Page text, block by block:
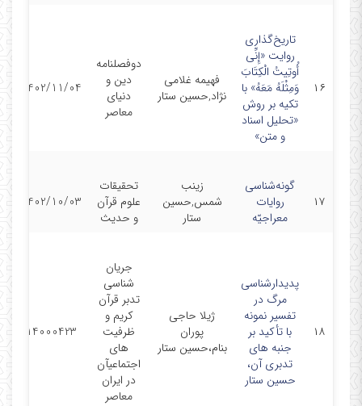
۱۶
تاریخ‌گذاری
روایت «إِنِّی
أُوتِیتُ الْکِتَابَ
وَمِثْلَهُ مَعَهُ» با
تکیه بر روش
«تحلیل اسناد
و متن»
فهیمه غلامی
نژاد,حسین ستار
دوفصلنامه
دین و
دنیای
معاصر
1402/11/04
۱۷
گونه‌شناسی
روایات
معراجیّه
زینب
شمس,حسین
ستار
تحقیقات
علوم قرآن
و حدیث
1402/10/03
۱۸
پدیدارشناسی
مرگ در
تفسیر نمونه
با تأکید بر
جنبه های
تدبری آن،
حسین ستار
ژیلا حاجی
پوران
بنام،حسین ستار
جریان
شناسی
تدبر قرآن
کریم و
ظرفیت
های
اجتماعیآن
در ایران
معاصر
14000423